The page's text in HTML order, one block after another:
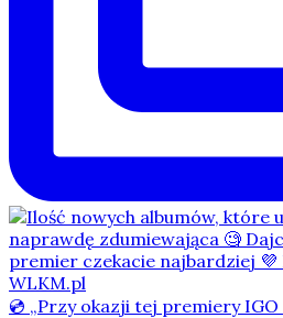
💿 „Przy okazji tej premiery IGO